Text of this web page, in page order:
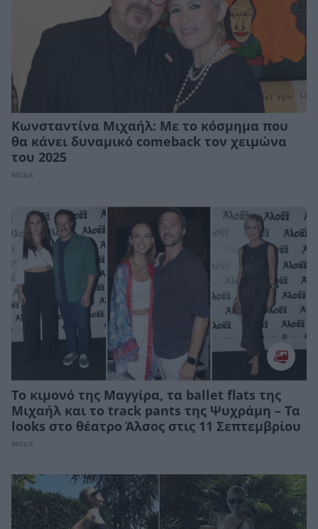
Κωνσταντίνα Μιχαήλ: Με το κόσμημα που
θα κάνει δυναμικό comeback τον χειμώνα
του 2025
ΜΟΔΑ
Το κιμονό της Μαγγίρα, τα ballet flats της
Μιχαήλ και το track pants της Ψυχράμη – Τα
looks στο θέατρο Άλσος στις 11 Σεπτεμβρίου
ΜΟΔΑ